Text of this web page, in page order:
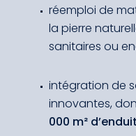
réemploi de
la pierre
sanitaires ou
intégration de
innovantes,
000 m²